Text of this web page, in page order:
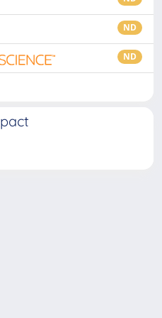
ND
ND